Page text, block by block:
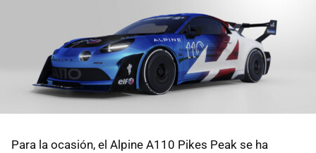
Para la ocasión, el Alpine A110 Pikes Peak se ha